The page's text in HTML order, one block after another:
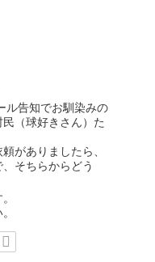
ル告知でお馴染みの
（球好きさん）た
がありましたら、
、そちらからどう